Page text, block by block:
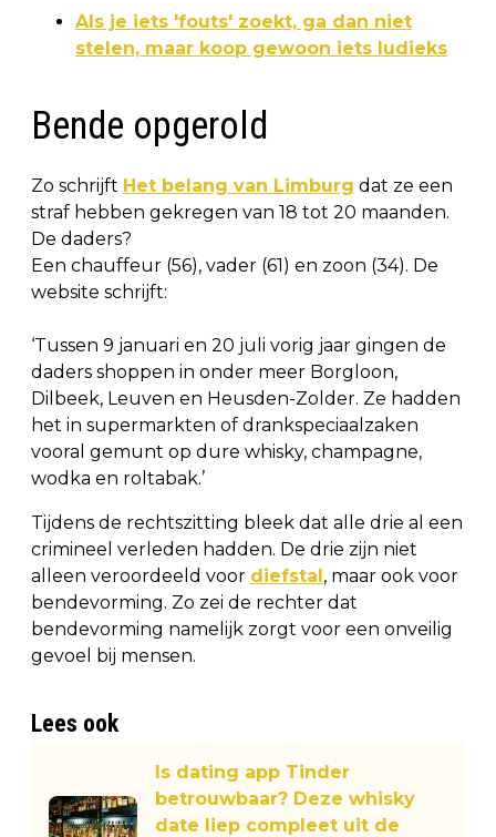
Als je iets 'fouts' zoekt, ga dan niet
stelen, maar koop gewoon iets ludieks
Bende opgerold
Zo schrijft Het belang van Limburg dat ze een
straf hebben gekregen van 18 tot 20 maanden.
De daders?
Een chauffeur (56), vader (61) en zoon (34). De
website schrijft:
‘Tussen 9 januari en 20 juli vorig jaar gingen de
daders shoppen in onder meer Borgloon,
Dilbeek, Leuven en Heusden-Zolder. Ze hadden
het in supermarkten of drankspeciaalzaken
vooral gemunt op dure whisky, champagne,
wodka en roltabak.’
Tijdens de rechtszitting bleek dat alle drie al een
crimineel verleden hadden. De drie zijn niet
alleen veroordeeld voor diefstal, maar ook voor
bendevorming. Zo zei de rechter dat
bendevorming namelijk zorgt voor een onveilig
gevoel bij mensen.
Lees ook
Is dating app Tinder
betrouwbaar? Deze whisky
date liep compleet uit de